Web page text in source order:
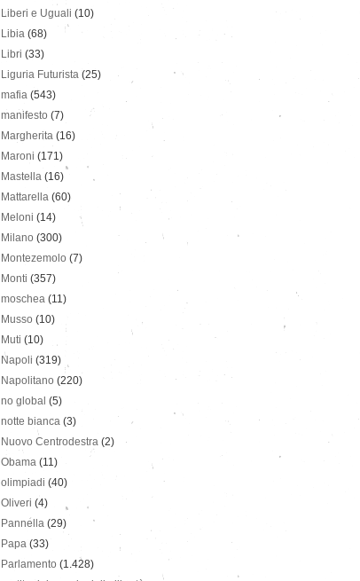
Liberi e Uguali (10)
Libia (68)
Libri (33)
Liguria Futurista (25)
mafia (543)
manifesto (7)
Margherita (16)
Maroni (171)
Mastella (16)
Mattarella (60)
Meloni (14)
Milano (300)
Montezemolo (7)
Monti (357)
moschea (11)
Musso (10)
Muti (10)
Napoli (319)
Napolitano (220)
no global (5)
notte bianca (3)
Nuovo Centrodestra (2)
Obama (11)
olimpiadi (40)
Oliveri (4)
Pannella (29)
Papa (33)
Parlamento (1.428)